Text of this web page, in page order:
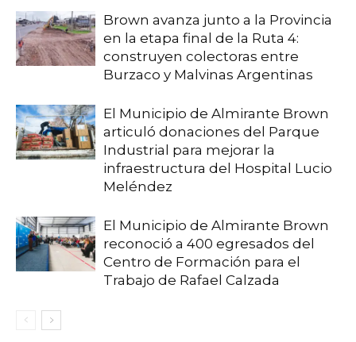
Brown avanza junto a la Provincia
en la etapa final de la Ruta 4:
construyen colectoras entre
Burzaco y Malvinas Argentinas
El Municipio de Almirante Brown
articuló donaciones del Parque
Industrial para mejorar la
infraestructura del Hospital Lucio
Meléndez
El Municipio de Almirante Brown
reconoció a 400 egresados del
Centro de Formación para el
Trabajo de Rafael Calzada